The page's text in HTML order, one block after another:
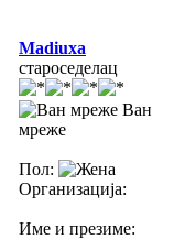
Madiuxa
староседелац
Ван
мреже
Пол:
Организација:
Име и презиме: